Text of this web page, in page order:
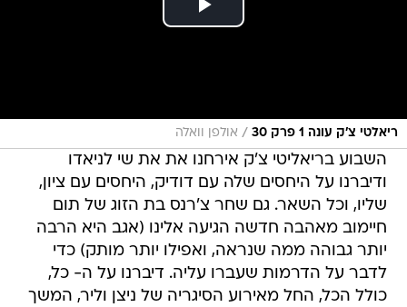
ריאלטי צ'ק עונה 1 פרק 30 / אולפן וואלה
השבוע בריאליטי צ'ק אירחנו את את שי לניאדו
ודיברנו על היחסים שלה עם דודיק, היחסים עם ציון,
שליו, וכל השאר. גם שחר צ'רנס בת הזוג של תום
חיימוב מאהבה חדשה הגיעה אלינו (אגב היא הרבה
יותר גבוהה ממה שנראה, ואפילו יותר מותק) כדי
לדבר על הדרמות שעברו עליה. דיברנו על ה- כל,
כולל הכל, החל מאירוע הסיגריה של ניצן וליר, המשך